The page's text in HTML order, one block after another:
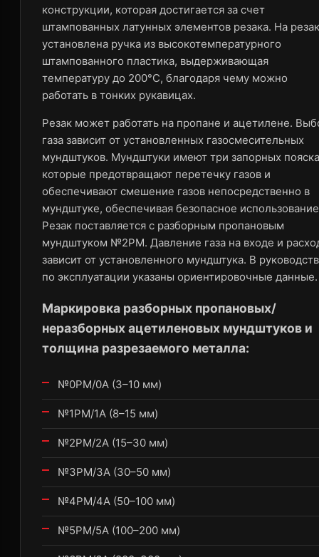
конструкции, которая достигается за счет
штампованных латунных элементов резака. На
установлена ручка из высокотемпературного
штампованного пластика, выдерживающая
температуру до 200°С, благодаря чему можно
работать в тонких рукавицах.
Резак может работать на пропане и ацетилене.
газа зависит от установленных газосмесительных
мундштуков. Мундштуки имеют три запорных
которые предотвращают перетечку газов и
обеспечивают смешение газов непосредственно в
мундштуке, обеспечивая безопасное
Резак поставляется c разборным пропановым
мундштуком №2PM. Давление газа на входе и
зависит от установленного мундштука. В
по эксплуатации указаны ориентировочные данные.
Маркировка разборных пропановых/
неразборных ацетиленовых мундштуков и
толщина разрезаемого металла:
№0PM/0А (3–10 мм)
№1PM/1А (8–15 мм)
№2PM/2А (15–30 мм)
№3PM/3А (30–50 мм)
№4PM/4А (50–100 мм)
№5PM/5А (100–200 мм)